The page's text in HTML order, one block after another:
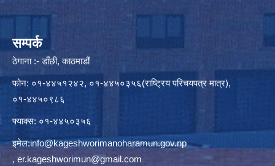
सम्पर्क
ठेगाना :- डाँछी, काठमाडौं
फोन: ०१-४४५१२४२, ०१-४४५०३५६(राष्ट्रिय परिचयपत्र मात्र),
०१-४४५०९८६
फ्याक्स: ०१-४४५०३५६
इमेल:info@kageshworimanoharamun.gov.np
, er.kageshworimun@gmail.com